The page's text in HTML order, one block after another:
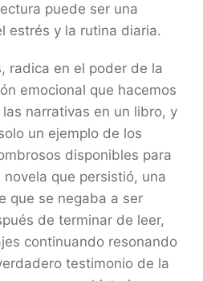
puede ser una
estrés y la rutina diaria.
radica en el poder de la
emocional que hacemos
narrativas en un libro, y
un ejemplo de los
disponibles para
que persistió, una
que se negaba a ser
de terminar de leer,
continuando resonando
testimonio de la